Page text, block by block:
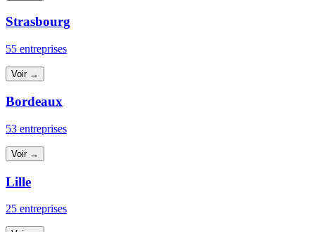
Strasbourg
55 entreprises
Voir →
Bordeaux
53 entreprises
Voir →
Lille
25 entreprises